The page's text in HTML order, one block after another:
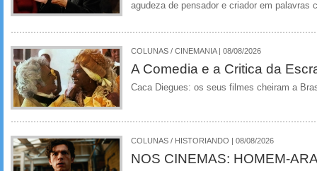
agudeza de pensador e criador em palavras
COLUNAS / CINEMANIA | 08/08/2026
A Comedia e a Critica da
Caca Diegues: os seus filmes cheiram a
COLUNAS / HISTORIANDO | 08/08/2026
NOS CINEMAS: HOMEM-